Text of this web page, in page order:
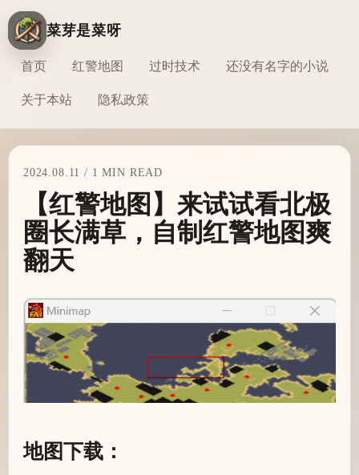
菜芽是菜呀
首页 红警地图 过时技术 还没有名字的小说
关于本站 隐私政策
2024.08.11 / 1 MIN READ
【红警地图】来试试看北极
圈长满草，自制红警地图爽
翻天
地图下载：